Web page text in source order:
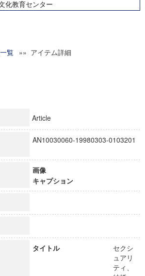
化教育センター
ーチインスティテュート
金研究成果報告書
ーディングプログラム「超成熟社会発展のサ
覧 »» アイテム詳細
Article
AN10030060-19980303-0103201
画像
キャプション
タイトル
セクシ
ュアリ
ティ、